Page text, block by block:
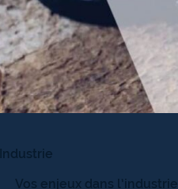
Industrie
Vos enjeux dans l’industrie